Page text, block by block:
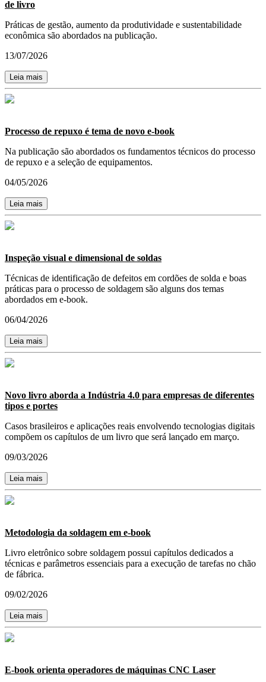
de livro
Práticas de gestão, aumento da produtividade e sustentabilidade
econômica são abordados na publicação.
13/07/2026
Leia mais
Processo de repuxo é tema de novo e-book
Na publicação são abordados os fundamentos técnicos do processo
de repuxo e a seleção de equipamentos.
04/05/2026
Leia mais
Inspeção visual e dimensional de soldas
Técnicas de identificação de defeitos em cordões de solda e boas
práticas para o processo de soldagem são alguns dos temas
abordados em e-book.
06/04/2026
Leia mais
Novo livro aborda a Indústria 4.0 para empresas de diferentes
tipos e portes
Casos brasileiros e aplicações reais envolvendo tecnologias digitais
compõem os capítulos de um livro que será lançado em março.
09/03/2026
Leia mais
Metodologia da soldagem em e-book
Livro eletrônico sobre soldagem possui capítulos dedicados a
técnicas e parâmetros essenciais para a execução de tarefas no chão
de fábrica.
09/02/2026
Leia mais
E-book orienta operadores de máquinas CNC Laser